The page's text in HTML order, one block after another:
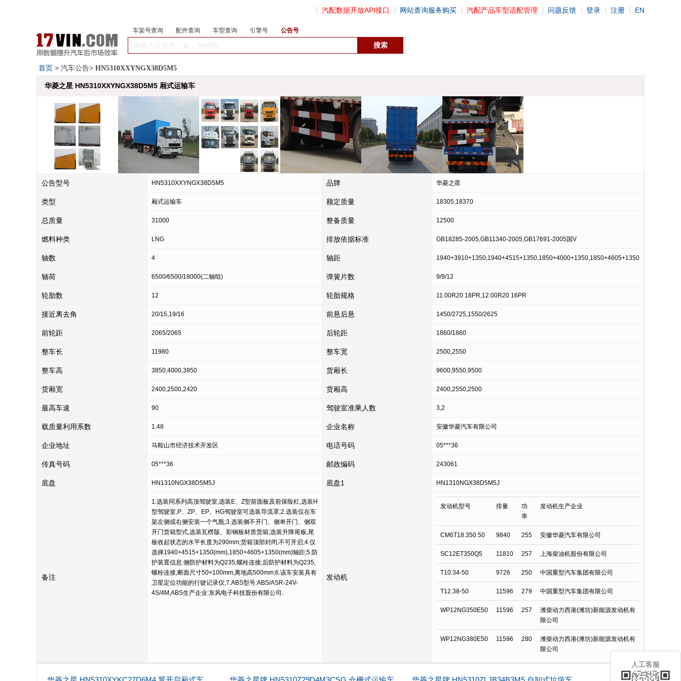
汽配数据开放API接口 网站查询服务购买 汽配产品车型适配管理 问题反馈 登录 注册 EN
车架号查询 配件查询 车型查询 引擎号 公告号
首页 > 汽车公告> HN5310XXYNGX38D5M5
华菱之星 HN5310XXYNGX38D5M5 厢式运输车
公告型号 HN5310XXYNGX38D5M5 品牌 华菱之星
类型 厢式运输车 额定质量 18305,18370
总质量 31000 整备质量 12500
燃料种类 LNG 排放依据标准 GB18285-2005,GB11340-2005,GB17691-2005国V
轴数 4 轴距 1940+3910+1350,1940+4515+1350,1850+4000+1350,1850+4605+1350
轴荷 6500/6500/18000(二轴组) 弹簧片数 9/9/12
轮胎数 12 轮胎规格 11.00R20 18PR,12.00R20 16PR
接近离去角 20/15,19/16 前悬后悬 1450/2725,1550/2625
前轮距 2065/2065 后轮距 1860/1860
整车长 11980 整车宽 2500,2550
整车高 3850,4000,3950 货厢长 9600,9550,9500
货厢宽 2400,2500,2420 货厢高 2400,2550,2500
最高车速 90 驾驶室准乘人数 3,2
载质量利用系数 1.48 企业名称 安徽华菱汽车有限公司
企业地址 马鞍山市经济技术开发区 电话号码 05***36
传真号码 05***36 邮政编码 243061
底盘 HN1310NGX38D5M5J 底盘1 HN1310NGX38D5M5J
备注
1.选装同系列高顶驾驶室,选装E、Z型前面板及前保险杠,选装H
型驾驶室,P、ZP、EP、HG驾驶室可选装导流罩;2.选装仅在车
架左侧或右侧安装一个气瓶;3.选装侧不开门、侧单开门、侧双
开门货箱型式,选装瓦楞版、彩钢板材质货箱;选装升降尾板,尾
板收起状态的水平长度为290mm;货箱顶部封闭,不可开启;4.仅
选择1940+4515+1350(mm),1850+4605+1350(mm)轴距;5.防
护装置信息:侧防护材料为Q235,螺栓连接;后防护材料为Q235,
螺栓连接,断面尺寸50×100mm,离地高500mm;6.该车安装具有
卫星定位功能的行驶记录仪;7.ABS型号:ABS/ASR-24V-
4S/4M,ABS生产企业:东风电子科技股份有限公司.
发动机
发动机型号 排量
功
率
发动机生产企业
CM6T18.350 50 9840 255 安徽华菱汽车有限公司
SC12ET350Q5 11810 257 上海柴油机股份有限公司
T10.34-50 9726 250 中国重型汽车集团有限公司
T12.38-50 11596 279 中国重型汽车集团有限公司
WP12NG350E50 11596 257
潍柴动力西港(潍坊)新能源发动机有
限公司
WP12NG380E50 11596 280
潍柴动力西港(潍坊)新能源发动机有
限公司
人工客服